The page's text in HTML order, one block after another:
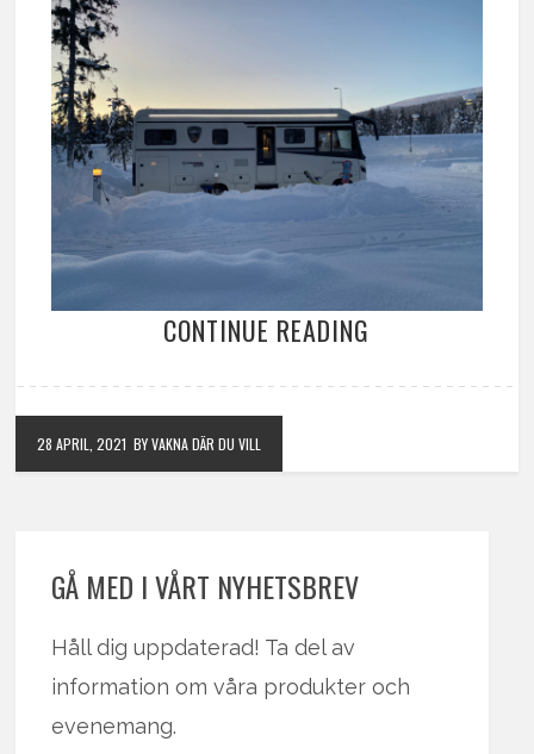
CONTINUE READING
28 APRIL, 2021 BY VAKNA DÄR DU VILL
GÅ MED I VÅRT NYHETSBREV
Håll dig uppdaterad! Ta del av
information om våra produkter och
evenemang.